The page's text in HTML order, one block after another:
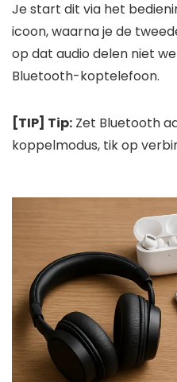
Je start dit via het
icoon, waarna je de
op dat audio delen niet
Bluetooth-koptelefoon.
[TIP] Tip: Zet Bluetooth
koppelmodus, tik op